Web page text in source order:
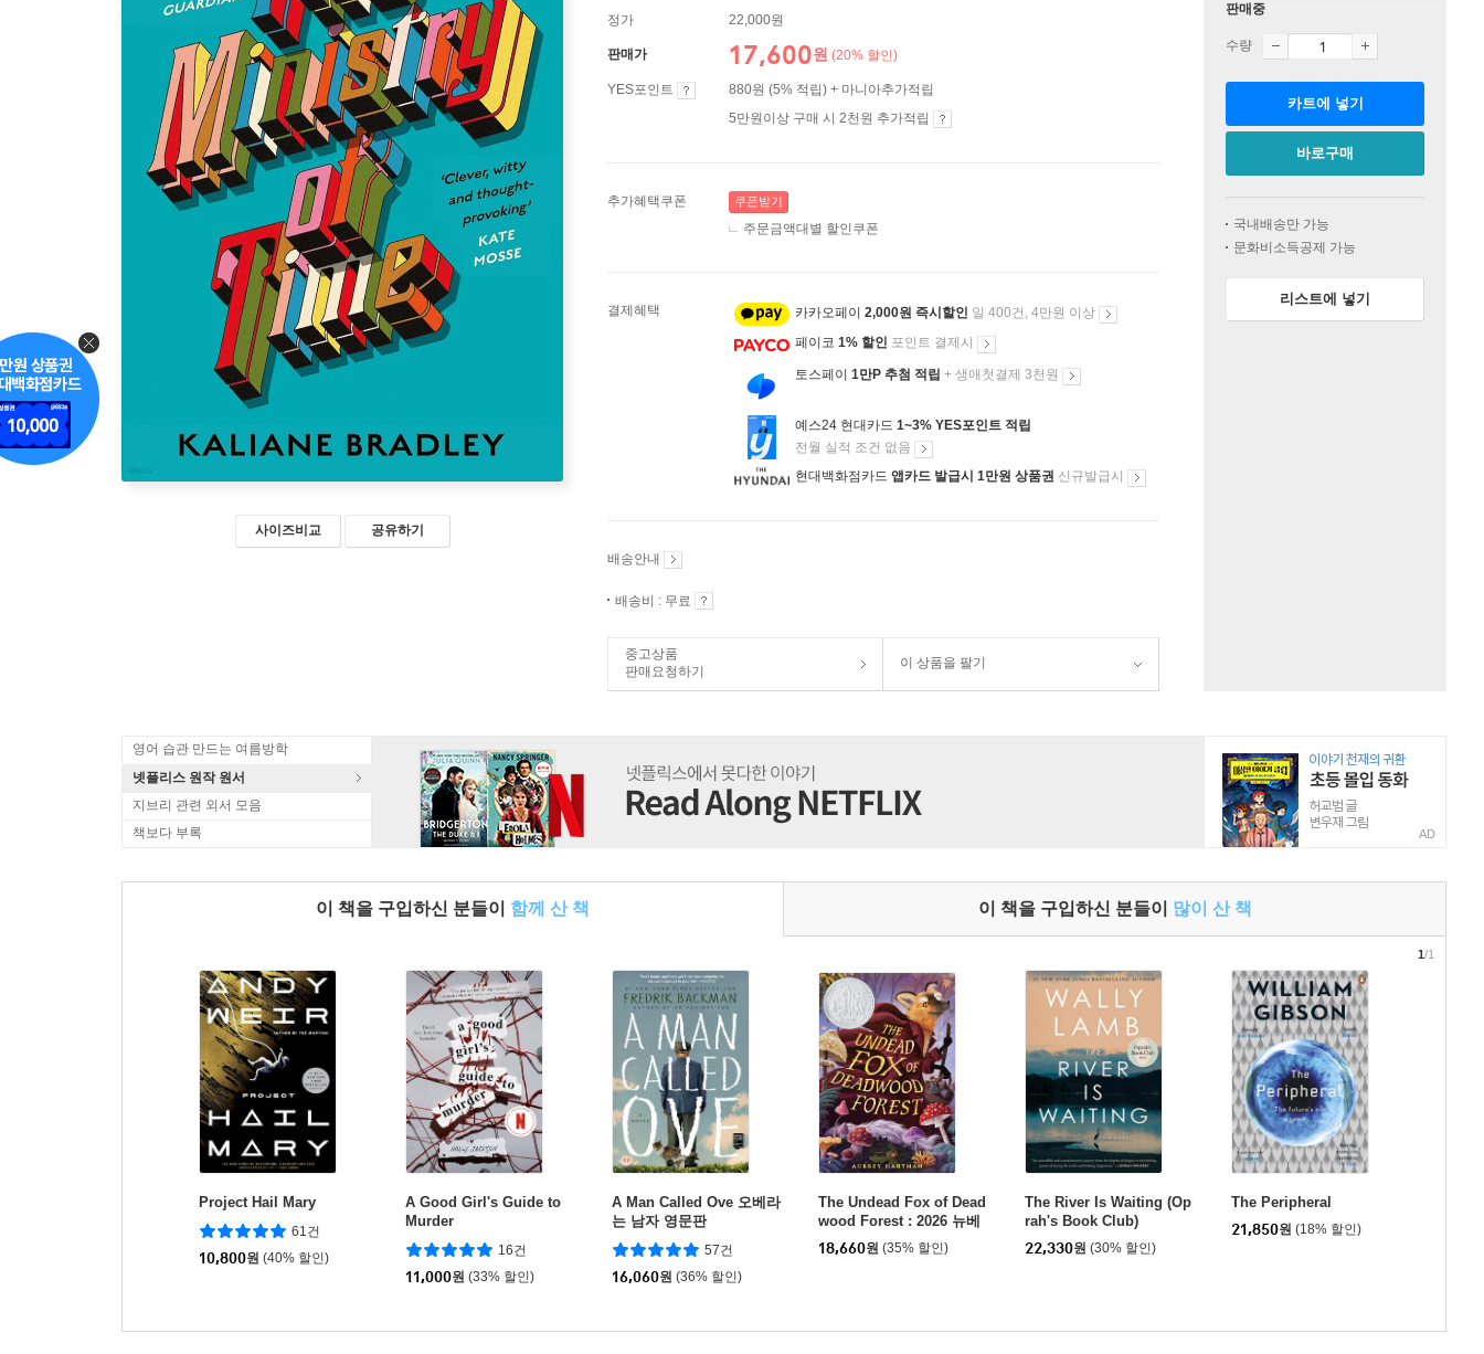
사이즈비교 공유하기
정가 22,000원
판매가 17,600원 (20% 할인)
YES포인트
880원 (5% 적립) + 마니아추가적립
5만원이상 구매 시 2천원 추가적립
추가혜택쿠폰 쿠폰받기
주문금액대별 할인쿠폰
결제혜택 카카오페이 2,000원 즉시할인 일 400건, 4만원 이상
페이코 1% 할인 포인트 결제시
토스페이 1만P 추첨 적립 + 생애첫결제 3천원
예스24 현대카드 1~3% YES포인트 적립
전월 실적 조건 없음
현대백화점카드 앱카드 발급시 1만원 상품권 신규발급시
배송안내
배송비 : 무료
중고상품
판매요청하기
이 상품을 팔기
판매중
수량
카트에 넣기
바로구매
국내배송만 가능
문화비소득공제 가능
리스트에 넣기
영어 습관 만드는 여름방학
넷플리스 원작 원서
지브리 관련 외서 모음
책보다 부록
AD
이 책을 구입하신 분들이 함께 산 책 이 책을 구입하신 분들이 많이 산 책
Project Hail Mary
61건
10,800원 (40% 할인)
A Good Girl's Guide to
Murder
16건
11,000원 (33% 할인)
A Man Called Ove 오베라
는 남자 영문판
57건
16,060원 (36% 할인)
The Undead Fox of Dead
wood Forest : 2026 뉴베
리 아너
18,660원 (35% 할인)
The River Is Waiting (Op
rah's Book Club)
22,330원 (30% 할인)
The Peripheral
21,850원 (18% 할인)
1/1